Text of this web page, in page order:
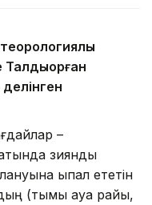
делінген
–
зиянды
ықпал ететін
(тымық ауа райы,